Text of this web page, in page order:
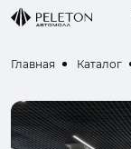
Главная Каталог